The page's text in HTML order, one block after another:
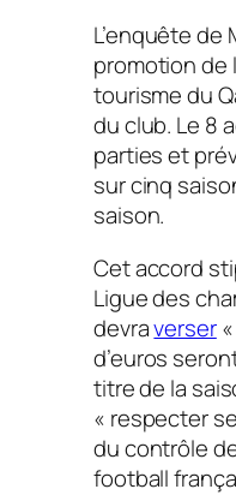
L’enquête de
promotion de
tourisme du
du club. Le 8
parties et
sur cinq
saison.
Cet accord
Ligue des
devraverser«
d’euros
titre de la
« respecter
du contrôle
football